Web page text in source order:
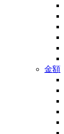
金額